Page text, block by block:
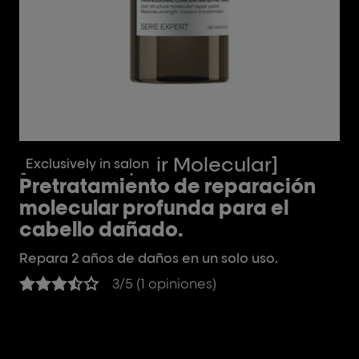
Exclusively in salon
[Absolut Repair Molecular]
Pretratamiento de reparación
molecular profunda para el
cabello dañado.
Repara 2 años de daños en un solo uso.
3/5 (1 opiniones)